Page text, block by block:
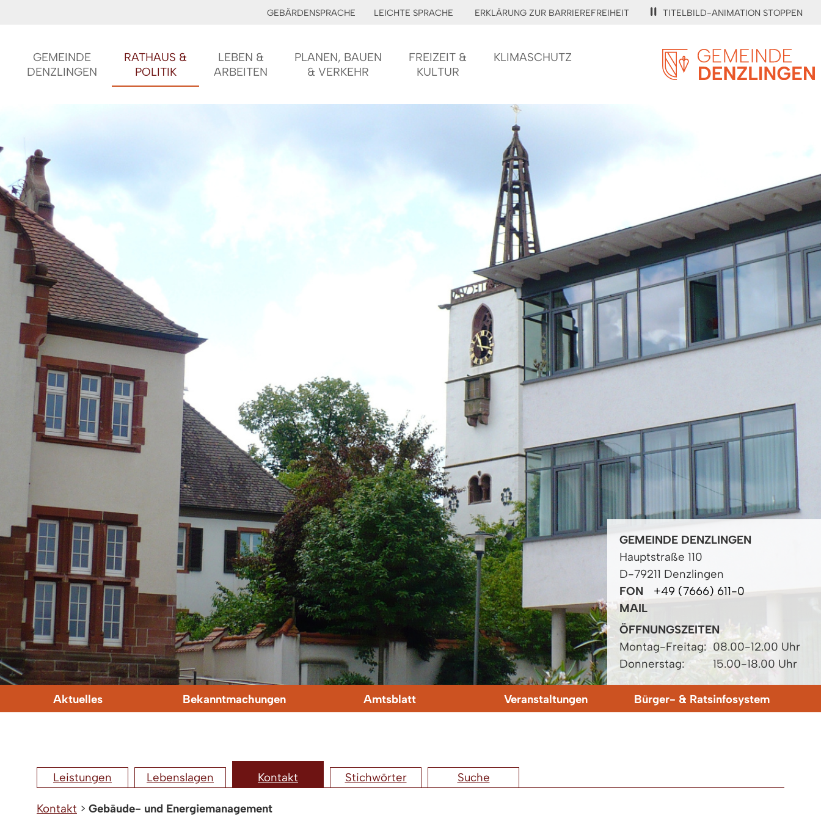
GEBÄRDENSPRACHE LEICHTE SPRACHE ERKLÄRUNG ZUR BARRIEREFREIHEIT TITELBILD-ANIMATION STOPPEN
GEMEINDE
DENZLINGEN
RATHAUS &
POLITIK
LEBEN &
ARBEITEN
PLANEN, BAUEN
& VERKEHR
FREIZEIT &
KULTUR
KLIMASCHUTZ
GEMEINDE DENZLINGEN
Hauptstraße 110
D-79211 Denzlingen
FON
+49 (7666) 611-0
MAIL
ÖFFNUNGSZEITEN
Montag-Freitag: 08.00-12.00 Uhr
Donnerstag:
15.00-18.00 Uhr
Aktuelles Bekanntmachungen Amtsblatt Veranstaltungen Bürger- & Ratsinfosystem
Leistungen Lebenslagen Kontakt Stichwörter Suche
Kontakt > Gebäude- und Energiemanagement